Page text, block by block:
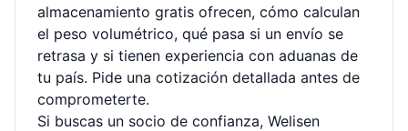
almacenamiento gratis ofrecen, cómo calculan
el peso volumétrico, qué pasa si un envío se
retrasa y si tienen experiencia con aduanas de
tu país. Pide una cotización detallada antes de
comprometerte.
Si buscas un socio de confianza, Welisen